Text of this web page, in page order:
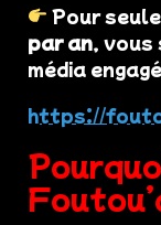
Pour
par an, vous
média
https://